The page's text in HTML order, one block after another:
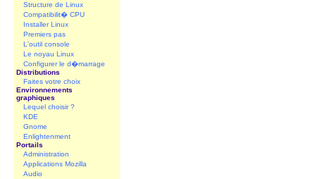
Structure de Linux
Compatibilit� CPU
Installer Linux
Premiers pas
L'outil console
Le noyau Linux
Configurer le d�marrage
Distributions
Faites votre choix
Environnements
graphiques
Lequel choisir ?
KDE
Gnome
Enlightenment
Portails
Administration
Applications Mozilla
Audio